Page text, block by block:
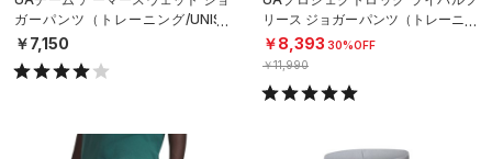
ガーパンツ（トレーニング/UNISE
X）
￥7,150
リース ジョガーパンツ（トレーニン
グ/MEN）
￥8,393 30%OFF
￥11,990